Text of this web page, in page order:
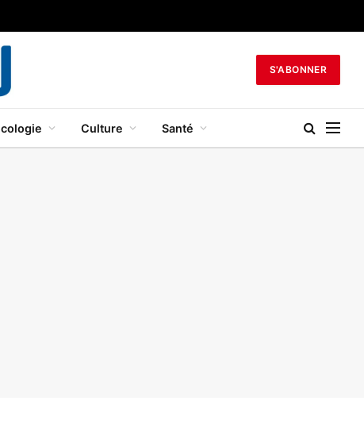
S'ABONNER
Culture Santé